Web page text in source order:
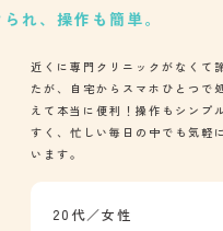
単。
ニックがなくて諦めていまし
スマホひとつで処方してもら
！操作もシンプルでわかりや
日の中でも気軽に利用できて